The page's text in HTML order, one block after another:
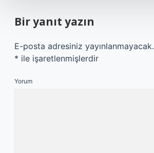
Bir yanıt yazın
E-posta adresiniz yayınlanmayacak.
* ile işaretlenmişlerdir
Yorum